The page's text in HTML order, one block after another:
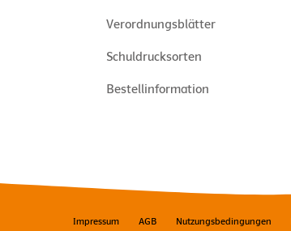
Verordnungsblätter
Schuldrucksorten
Bestellinformation
Impressum AGB Nutzungsbedingungen